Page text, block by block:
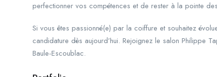
perfectionner vos compétences et de rester à la pointe
Si vous êtes passionné(e) par la coiffure et souhaitez
candidature dès aujourd’hui. Rejoignez le salon Philippe
Baule-Escoublac.